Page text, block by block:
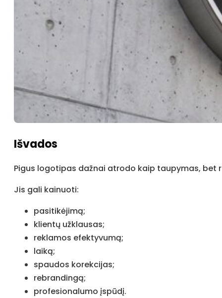
Išvados
Pigus logotipas dažnai atrodo kaip taupymas, bet
Jis gali kainuoti:
pasitikėjimą;
klientų užklausas;
reklamos efektyvumą;
laiką;
spaudos korekcijas;
rebrandingą;
profesionalumo įspūdį.